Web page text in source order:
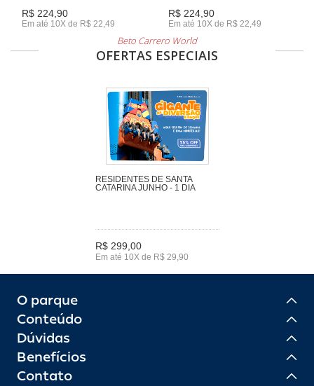
R$ 224,90
Em até 10X de R$ 22,49
R$ 224,90
Em até 10X de R$ 22,49
Beto Carrero World
OFERTAS ESPECIAIS
RESIDENTES DE SANTA
CATARINA JUNHO - 1 DIA
R$ 299,00
Em até 10X de R$ 29,90
O parque
Conteúdo
Dúvidas
Benefícios
Contato